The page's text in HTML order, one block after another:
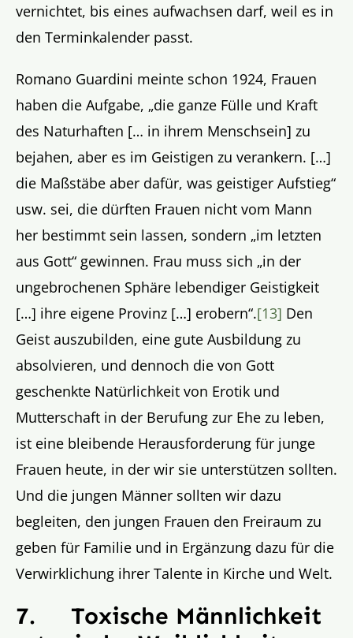
vernichtet, bis eines aufwachsen darf, weil es in
den Terminkalender passt.
Romano Guardini meinte schon 1924, Frauen
haben die Aufgabe, „die ganze Fülle und Kraft
des Naturhaften [… in ihrem Menschsein] zu
bejahen, aber es im Geistigen zu verankern. […]
die Maßstäbe aber dafür, was geistiger Aufstieg“
usw. sei, die dürften Frauen nicht vom Mann
her bestimmt sein lassen, sondern „im letzten
aus Gott“ gewinnen. Frau muss sich „in der
ungebrochenen Sphäre lebendiger Geistigkeit
[…] ihre eigene Provinz […] erobern“.[13] Den
Geist auszubilden, eine gute Ausbildung zu
absolvieren, und dennoch die von Gott
geschenkte Natürlichkeit von Erotik und
Mutterschaft in der Berufung zur Ehe zu leben,
ist eine bleibende Herausforderung für junge
Frauen heute, in der wir sie unterstützen sollten.
Und die jungen Männer sollten wir dazu
begleiten, den jungen Frauen den Freiraum zu
geben für Familie und in Ergänzung dazu für die
Verwirklichung ihrer Talente in Kirche und Welt.
7. Toxische Männlichkeit